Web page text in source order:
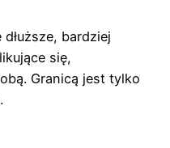
bardziej
się,
Granicą jest tylko